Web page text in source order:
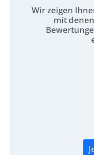
Wir zeigen
mit